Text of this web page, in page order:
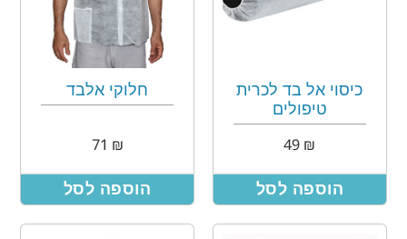
כיסוי אל בד לכרית
טיפולים
₪
הוספה לסל
חלוקי אלבד
₪
הוספה לסל